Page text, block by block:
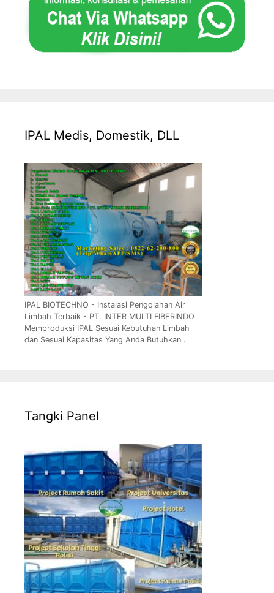
IPAL Medis, Domestik, DLL
IPAL BIOTECHNO - Instalasi Pengolahan Air
Limbah Terbaik - PT. INTER MULTI FIBERINDO
Memproduksi IPAL Sesuai Kebutuhan Limbah
dan Sesuai Kapasitas Yang Anda Butuhkan .
Tangki Panel